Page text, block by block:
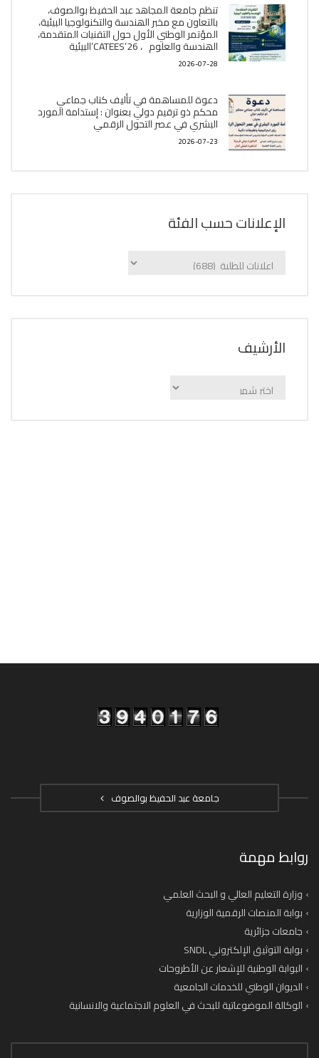
تنظم جامعة المجاهد عبد الحفيظ بوالصوف،
بالتعاون مع مخبر الھندسة والتكنولوجيا البیئیة،
المؤتمر الوطني الأول حول التقنيات المتقدمة،
الھندسة والعلوم ، CATEES’26’البیئية
2026-07-28
دعوة للمساهمة في تأليف كتاب جماعي
محكم ذو ترقيم دولي بعنوان : إستدامة المورد
البشري في عصر التحول الرقمي
2026-07-23
الإعلانات حسب الفئة
الإعلانات
اﻷرشيف
اﻷرشيف
جامعة عبد الحفيظ بوالصوف
روابط مهمة
وزارة التعليم العالي و البحث العلمي
بوابة المنصات الرقمية الوزارية
جامعات جزائرية
بوابة التوثيق الإلكتروني SNDL
البوابة الوطنية للإشعار عن الأطروحات
الديوان الوطني للخدمات الجامعية
الوكالة الموضوعاتية للبحث في العلوم الاجتماعية والانسانية